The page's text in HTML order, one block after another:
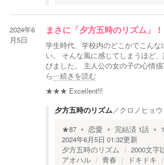
2024年6
月5日
まさに「夕方五時のリズム」！
学生時代、学校内のどこかでこん
い。 そんな風に感じてしまうほど
びました。 主人公の女の子の心情
ら…続きを読む
★★★ Excellent!!!
夕方五時のリズム／クロノヒョウ
★87 恋愛 完結済 1話
2024年6月5日 01:32更新
夕方五時のリズム
2000文字
アオハル
青春 ドキドキ